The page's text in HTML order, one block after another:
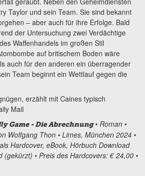
Taylor und sein Team. Sie sind bekannt
– aber auch für ihre Erfolge. Bald
der Untersuchung zwei Verdächtige
Waffenhandels im großen Stil
auf britischem Boden wäre
auch für den anderen ein überragender
Team beginnt ein Wettlauf gegen die
erzählt mit Caines typisch
Mail
Game - Die Abrechnung• Roman •
Wolfgang Thon • Limes, München 2024 •
Hardcover, eBook, Hörbuch Download
(gekürzt) • Preis des Hardcovers: € 24,00 •